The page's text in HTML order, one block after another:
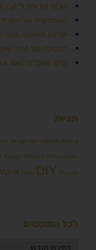
שלום קוראים לי קרן
האבולוציה של
אני לא מאמינה שזה
המטבח של קוקו
קוקו שאנל גרסאת
תגיות
design tips home styling
design Kitchen Renovation
אמבטיה craft DIY
לכל הפוסטים